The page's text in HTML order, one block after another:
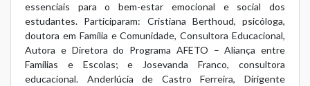
essenciais para o bem-estar emocional e social dos
estudantes. Participaram: Cristiana Berthoud, psicóloga,
doutora em Família e Comunidade, Consultora Educacional,
Autora e Diretora do Programa AFETO – Aliança entre
Famílias e Escolas; e Josevanda Franco, consultora
educacional. Anderlúcia de Castro Ferreira, Dirigente